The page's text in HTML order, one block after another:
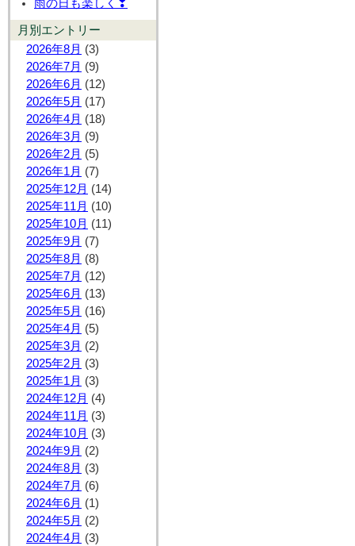
雨の日も楽しく❣
月別エントリー
2026年8月 (3)
2026年7月 (9)
2026年6月 (12)
2026年5月 (17)
2026年4月 (18)
2026年3月 (9)
2026年2月 (5)
2026年1月 (7)
2025年12月 (14)
2025年11月 (10)
2025年10月 (11)
2025年9月 (7)
2025年8月 (8)
2025年7月 (12)
2025年6月 (13)
2025年5月 (16)
2025年4月 (5)
2025年3月 (2)
2025年2月 (3)
2025年1月 (3)
2024年12月 (4)
2024年11月 (3)
2024年10月 (3)
2024年9月 (2)
2024年8月 (3)
2024年7月 (6)
2024年6月 (1)
2024年5月 (2)
2024年4月 (3)